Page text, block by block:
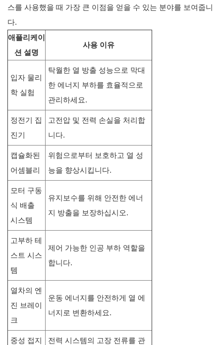
스를 사용했을 때 가장 큰 이점을 얻을 수 있는 분야를 보여줍니
다.
애플리케이
션 설명
사용 이유
입자 물리
학 실험
탁월한 열 방출 성능으로 막대
한 에너지 부하를 효율적으로
관리하세요.
정전기 집
진기
고전압 및 전력 손실을 처리합
니다.
캡슐화된
어셈블리
위험으로부터 보호하고 열 성
능을 향상시킵니다.
모터 구동
식 배출
시스템
유지보수를 위해 안전한 에너
지 방출을 보장하십시오.
고부하 테
스트 시스
템
제어 가능한 인공 부하 역할을
합니다.
열차의 엔
진 브레이
크
운동 에너지를 안전하게 열 에
너지로 변환하세요.
중성 접지
전력 시스템의 고장 전류를 관